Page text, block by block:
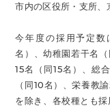
市内の区役所・支所、
今年度の採用予定数
名）、幼稚園若干名
15名（同15名）、総
（同10名）、栄養教
を除き、各校種とも